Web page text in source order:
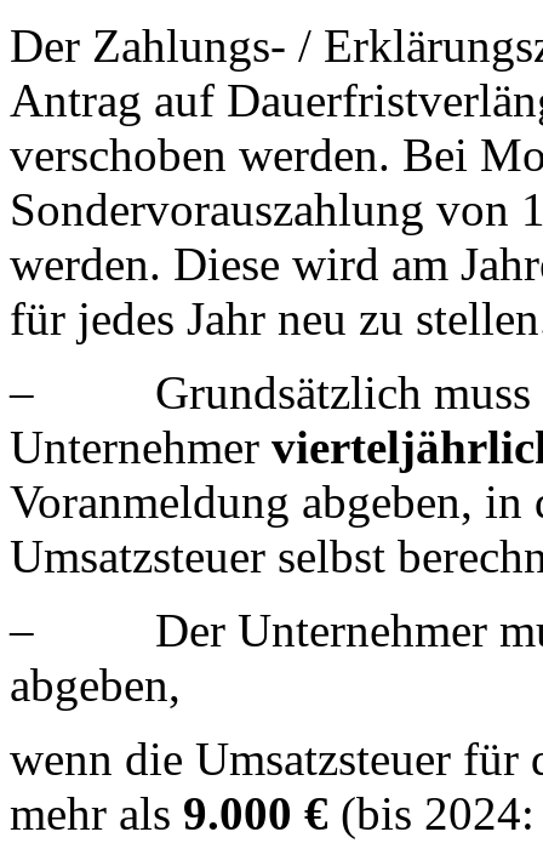
Der Zahlungs- /
Antrag auf
verschoben werden. Bei
Sondervorauszahlung von
werden. Diese wird am
für jedes Jahr neu zu
– Grundsätzlich muss
Unternehmer
Voranmeldung abgeben, in
Umsatzsteuer selbst
– Der Unternehmer
abgeben,
wenn die Umsatzsteuer für
mehr als 9.000 € (bis